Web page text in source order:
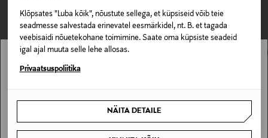
Klõpsates "Luba kõik", nõustute sellega, et küpsiseid võib teie
seadmesse salvestada erinevatel eesmärkidel, nt. B. et tagada
veebisaidi nõuetekohane toimimine. Saate oma küpsiste seadeid
igal ajal muuta selle lehe allosas.
Privaatsuspoliitika
NÄITA DETAILE
PVC-d ja tegemist on vegantootega.
Välismaterjal
Kumia
Tootjamaa
VAATASID KA
Stockmann pole Sinu riigis saadaval.
SAAN ARU